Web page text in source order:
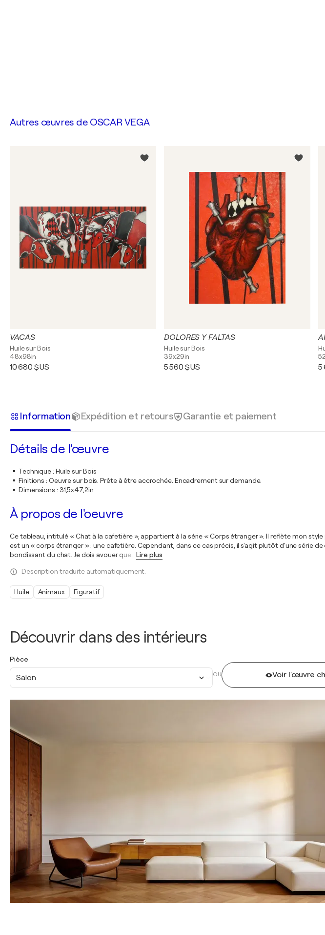
Découvrir dans des intérieurs
Pièce
Salon OU Voir l'œuvre
Autres œuvres de OSCAR VEGA
VACAS
Huile sur Bois
48x98in
10 680 $US
DOLORES Y FALTAS
Huile sur Bois
39x29in
5 560 $US 5
Information Expédition et retours Garantie et paiement
Détails de l'œuvre
Technique: Huile sur Bois
Finitions : Oeuvre sur bois. Prête à être accrochée. Encadrement sur demande.
Dimensions : 31,5x47,2in
À propos de l'oeuvre
Ce tableau, intitulé « Chat à la cafetière », appartient à la série « Corps étranger ». Il reflète mon
est un « corps étranger » : une cafetière. Cependant, dans ce cas précis, il s'agit plutôt d'une série
bondissant du chat. Je dois avouer que
Lire plus
Description traduite automatiquement.
Huile Animaux Figuratif